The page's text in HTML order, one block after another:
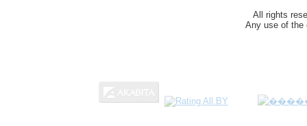
All rights
Any use of the